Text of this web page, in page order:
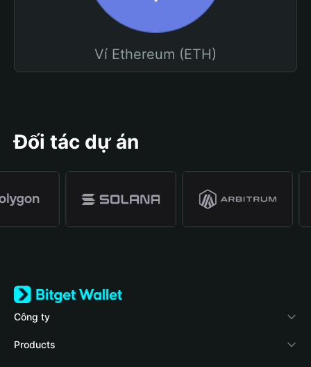
Ví Ethereum (ETH)
Đối tác dự án
Công ty
Về Bitget Wallet
Products